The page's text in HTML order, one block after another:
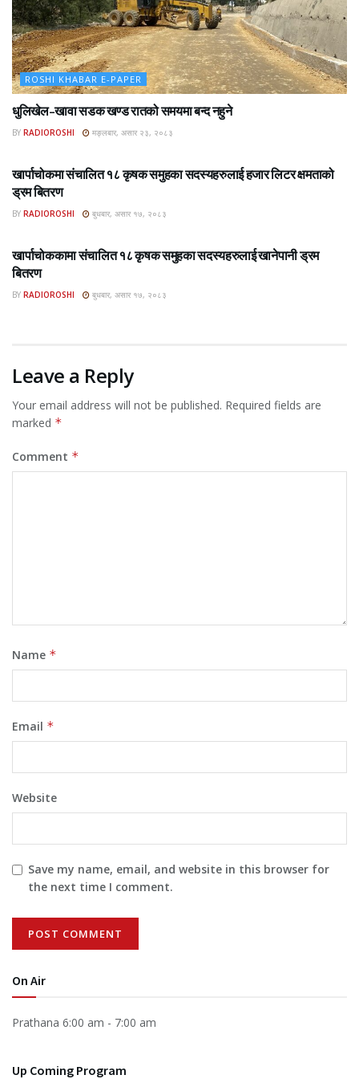
ROSHI KHABAR E-PAPER
धुलिखेल–खावा सडक खण्ड रातको समयमा बन्द नहुने
BY RADIOROSHI मङ्लबार, असार २३, २०८३
खार्पाचोकमा संचालित १८ कृषक समुहका सदस्यहरुलाई हजार लिटर क्षमताको
ड्रम बितरण
BY RADIOROSHI बुधबार, असार १७, २०८३
खार्पाचोककामा संचालित १८ कृषक समुहका सदस्यहरुलाई खानेपानी ड्रम
बितरण
BY RADIOROSHI बुधबार, असार १७, २०८३
Leave a Reply
Your email address will not be published. Required fields are
marked *
Comment *
Name *
Email *
Website
Save my name, email, and website in this browser for
the next time I comment.
On Air
Prathana 6:00 am - 7:00 am
Up Coming Program